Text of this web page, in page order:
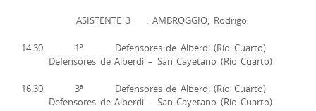
ASISTENTE 3 : AMBROGGIO, Rodrigo
14.30 1ª Defensores de Alberdi (Río Cuarto)
Defensores de Alberdi – San Cayetano (Río Cuarto)
16.30 3ª Defensores de Alberdi (Río Cuarto)
Defensores de Alberdi – San Cayetano (Río Cuarto)